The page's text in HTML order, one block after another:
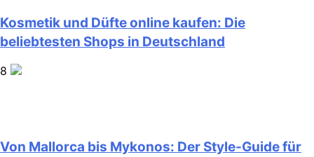
Kosmetik und Düfte online kaufen: Die
beliebtesten Shops in Deutschland
8
Von Mallorca bis Mykonos: Der Style-Guide für